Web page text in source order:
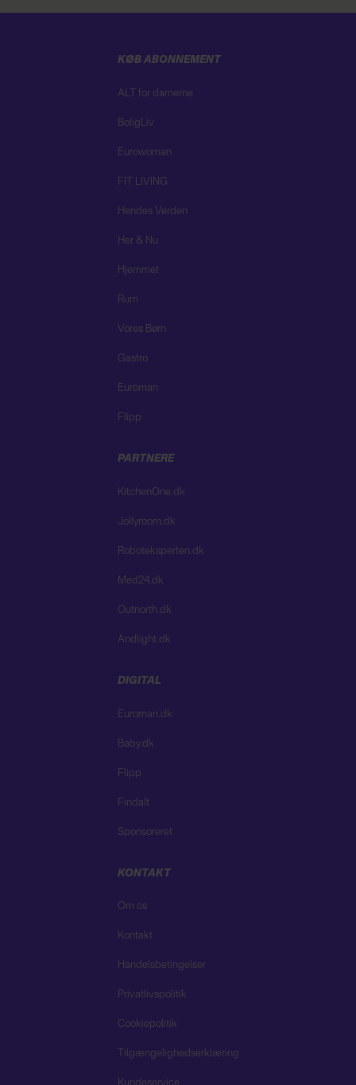
KØB ABONNEMENT
ALT for damerne
BoligLiv
Eurowoman
FIT LIVING
Hendes Verden
Her & Nu
Hjemmet
Rum
Vores Børn
Gastro
Euroman
Flipp
PARTNERE
KitchenOne.dk
Jollyroom.dk
Roboteksperten.dk
Med24.dk
Outnorth.dk
Andlight.dk
DIGITAL
Euroman.dk
Baby.dk
Flipp
Findalt
Sponsoreret
KONTAKT
Om os
Kontakt
Handelsbetingelser
Privatlivspolitik
Cookiepolitik
Tilgængelighedserklæring